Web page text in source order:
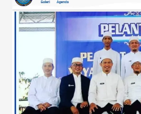
Tinggi
Agama
Islam